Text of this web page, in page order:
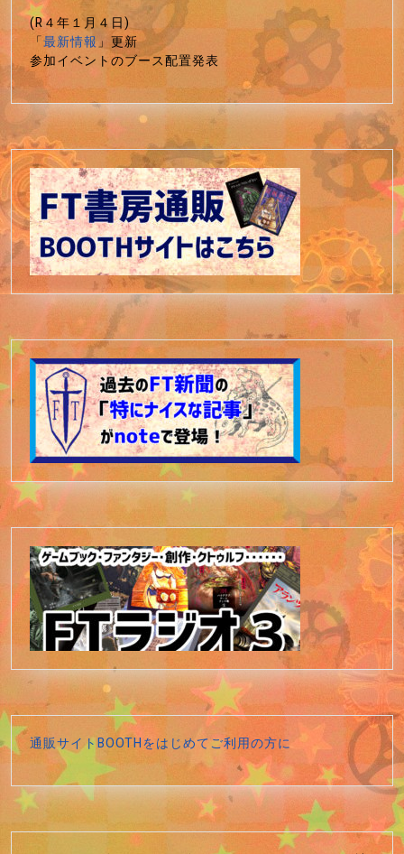
(R４年１月４日)
「最新情報」更新
参加イベントのブース配置発表
通販サイトBOOTHをはじめてご利用の方に